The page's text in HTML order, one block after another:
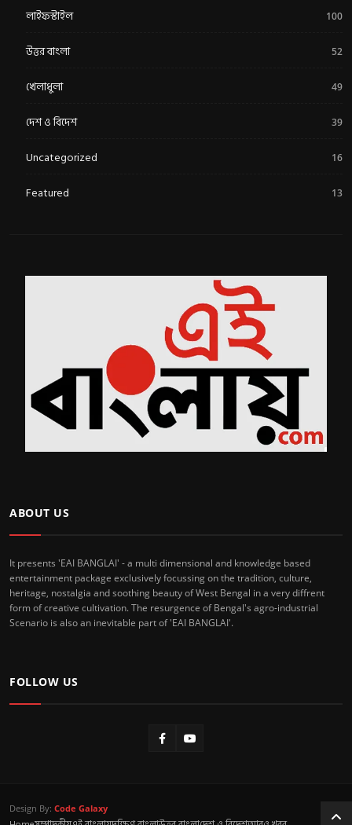
লাইফস্টাইল 100
উত্তর বাংলা 52
খেলাধুলা 49
দেশ ও বিদেশ 39
Uncategorized 16
Featured 13
ABOUT US
It presents 'EAI BANGLAI' - a multi dimensional and knowledge based
entertainment package exclusively focussing on the tradition, culture,
heritage, nostalgia and soothing beauty of West Bengal in a very diffrent
form of creative cultivation. The resurgence of Bengal's agro-industrial
Scenario is also an inevitable part of 'EAI BANGLAI'.
FOLLOW US
Design By: Code Galaxy